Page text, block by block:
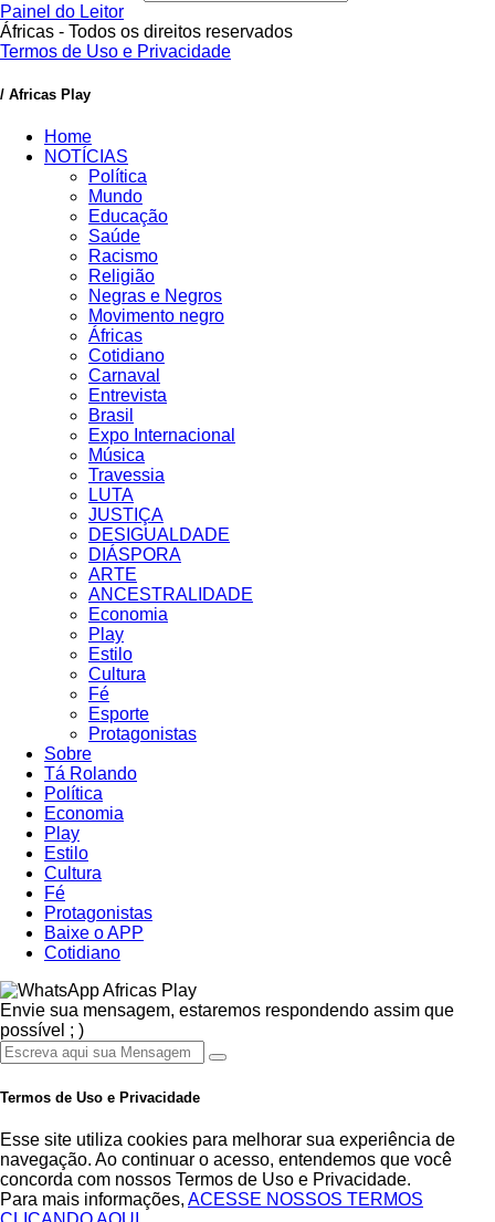
Painel do Leitor
Áfricas - Todos os direitos reservados
Termos de Uso e Privacidade
/ Africas Play
Home
NOTÍCIAS
Política
Mundo
Educação
Saúde
Racismo
Religião
Negras e Negros
Movimento negro
Áfricas
Cotidiano
Carnaval
Entrevista
Brasil
Expo Internacional
Música
Travessia
LUTA
JUSTIÇA
DESIGUALDADE
DIÁSPORA
ARTE
ANCESTRALIDADE
Economia
Play
Estilo
Cultura
Fé
Esporte
Protagonistas
Sobre
Tá Rolando
Política
Economia
Play
Estilo
Cultura
Fé
Protagonistas
Baixe o APP
Cotidiano
Africas Play
Envie sua mensagem, estaremos respondendo assim que
possível ; )
Termos de Uso e Privacidade
Esse site utiliza cookies para melhorar sua experiência de
navegação. Ao continuar o acesso, entendemos que você
concorda com nossos Termos de Uso e Privacidade.
Para mais informações, ACESSE NOSSOS TERMOS